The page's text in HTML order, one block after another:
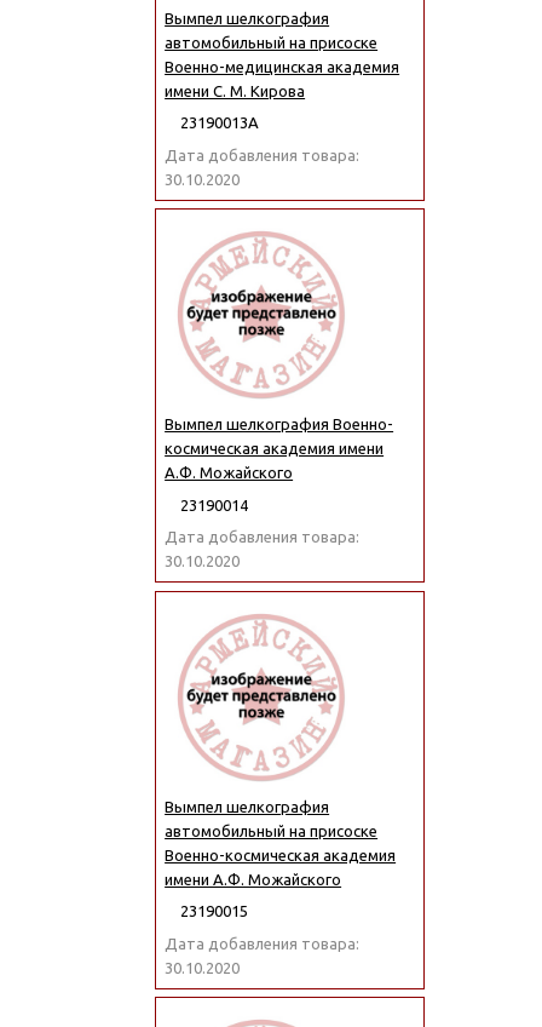
Вымпел шелкография
автомобильный на присоске
Военно-медицинская академия
имени С. М. Кирова
23190013А
Дата добавления товара:
30.10.2020
Вымпел шелкография Военно-
космическая академия имени
А.Ф. Можайского
23190014
Дата добавления товара:
30.10.2020
Вымпел шелкография
автомобильный на присоске
Военно-космическая академия
имени А.Ф. Можайского
23190015
Дата добавления товара:
30.10.2020